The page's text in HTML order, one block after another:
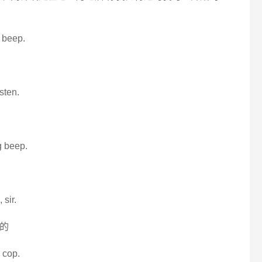
beep.
sir.
cop.